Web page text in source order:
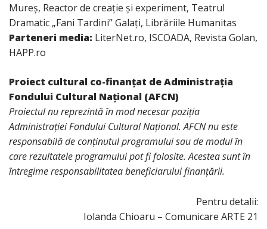
Mureș, Reactor de creație și experiment, Teatrul
Dramatic „Fani Tardini” Galați, Librăriile Humanitas
Parteneri media: LiterNet.ro, ISCOADA, Revista Golan,
HAPP.ro
Proiect cultural co-finanțat de Administrația
Fondului Cultural Național (AFCN)
Proiectul nu reprezintă în mod necesar poziția
Administrației Fondului Cultural Național. AFCN nu este
responsabilă de conținutul programului sau de modul în
care rezultatele programului pot fi folosite. Acestea sunt în
întregime responsabilitatea beneficiarului finanțării.
Pentru detalii:
Iolanda Chioaru – Comunicare ARTE 21